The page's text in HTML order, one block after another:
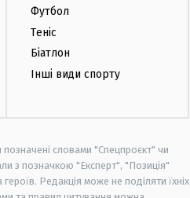
Футбол
Теніс
Біатлон
Інші види спорту
позначені словами "Спецпроєкт" чи
з позначкою "Експерт", "Позиція"
Редакція може не поділяти їхніх